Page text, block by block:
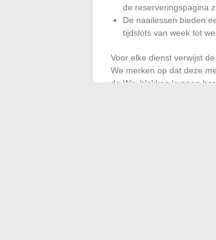
de reserveringspagina
De naailessen bieden
tijdslots van week tot
Voor elke dienst verwijst
We merken op dat deze
de Wix-blokken kunnen